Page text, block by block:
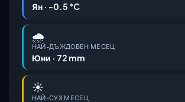
Ян · -0.5 °C
🌧️
НАЙ-ДЪЖДОВЕН МЕСЕЦ
Юни · 72 mm
☀️
НАЙ-СУХ МЕСЕЦ